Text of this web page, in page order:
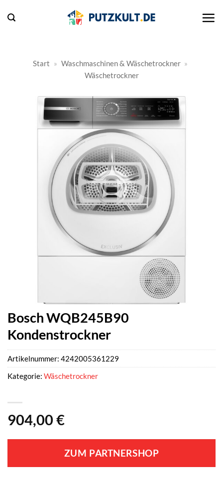
Inhalt
Start » Waschmaschinen & Wäschetrockner »
Wäschetrockner
Bosch WQB245B90
Kondenstrockner
904,00 €
ZUM PARTNERSHOP
Artikelnummer: 4242005361229
Kategorie: Wäschetrockner